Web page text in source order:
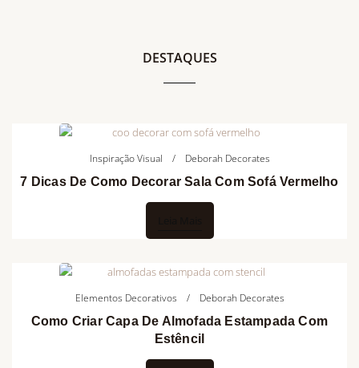
DESTAQUES
Inspiração Visual Deborah Decorates
7 Dicas De Como Decorar Sala Com Sofá Vermelho
Elementos Decorativos Deborah Decorates
Como Criar Capa De Almofada Estampada Com
Estêncil